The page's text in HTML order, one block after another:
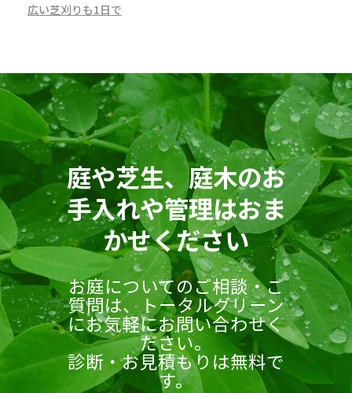
広い芝刈りも1日で
庭や芝生、庭木のお
手入れや管理はおま
かせください
お庭についてのご相談・ご
質問は、トータルグリーン
にお気軽にお問い合わせく
ださい。
診断・お見積もりは無料で
す。